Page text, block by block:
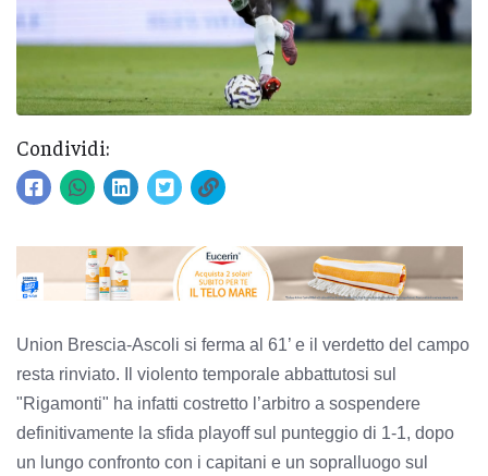
Condividi:
Union Brescia-Ascoli si ferma al 61’ e il verdetto del campo
resta rinviato. Il violento temporale abbattutosi sul
"Rigamonti" ha infatti costretto l’arbitro a sospendere
definitivamente la sfida playoff sul punteggio di 1-1, dopo
un lungo confronto con i capitani e un sopralluogo sul